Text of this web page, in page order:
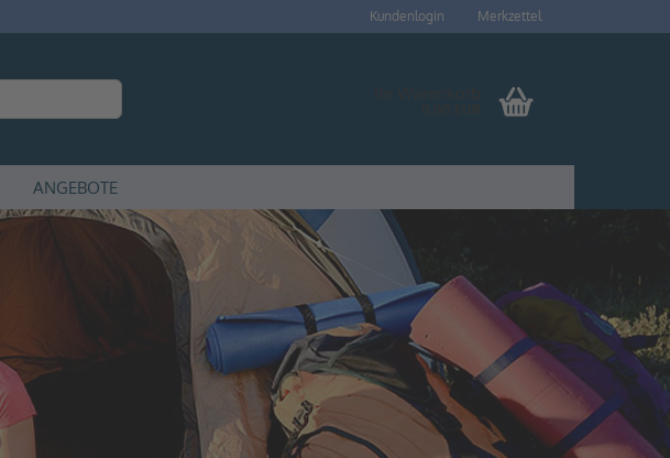
Kundenlogin
Konto erstellen
Passwort vergessen?
Merkzettel
ANGEBOTE